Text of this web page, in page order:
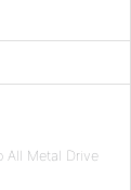
All Metal Drive